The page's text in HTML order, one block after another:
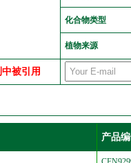
化合物类型
植物来源
被引用
产品